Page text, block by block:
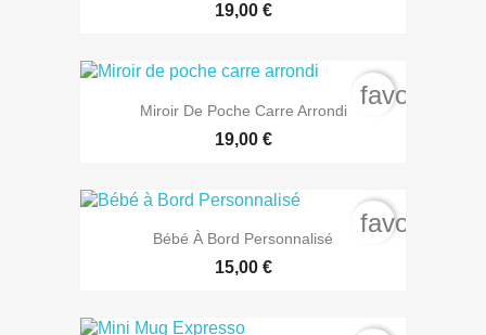
19,00 €
Miroir De Poche Carre Arrondi
19,00 €
Bébé À Bord Personnalisé
15,00 €